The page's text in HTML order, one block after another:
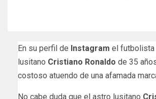
En su perfil de Instagram el futbolista
lusitano Cristiano Ronaldo de 35
costoso atuendo de una afamada
No cabe duda que el astro lusitano